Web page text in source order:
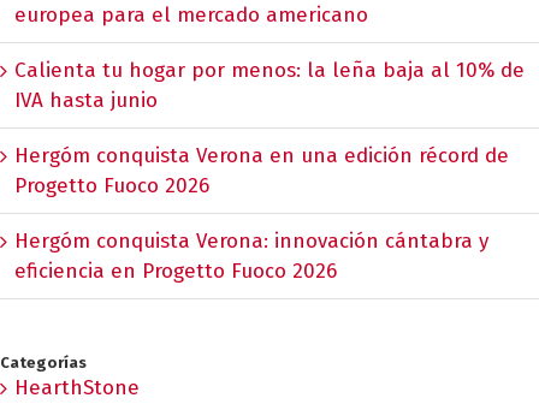
europea para el mercado americano
Calienta tu hogar por menos: la leña baja al 10% de
IVA hasta junio
Hergóm conquista Verona en una edición récord de
Progetto Fuoco 2026
Hergóm conquista Verona: innovación cántabra y
eficiencia en Progetto Fuoco 2026
Categorías
HearthStone